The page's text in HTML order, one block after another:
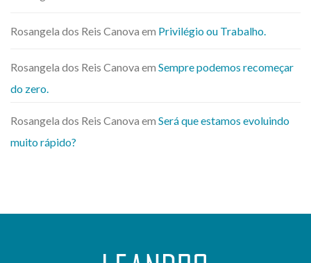
Rosangela dos Reis Canova em Privilégio ou Trabalho.
Rosangela dos Reis Canova em Sempre podemos recomeçar
do zero.
Rosangela dos Reis Canova em Será que estamos evoluindo
muito rápido?